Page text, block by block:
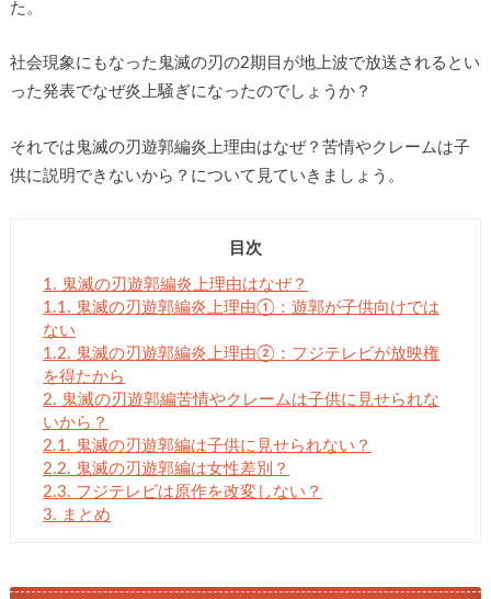
た。
社会現象にもなった鬼滅の刃の2期目が地上波で放送されるとい
った発表でなぜ炎上騒ぎになったのでしょうか？
それでは鬼滅の刃遊郭編炎上理由はなぜ？苦情やクレームは子
供に説明できないから？について見ていきましょう。
目次
1. 鬼滅の刃遊郭編炎上理由はなぜ？
1.1. 鬼滅の刃遊郭編炎上理由①：遊郭が子供向けでは
ない
1.2. 鬼滅の刃遊郭編炎上理由②：フジテレビが放映権
を得たから
2. 鬼滅の刃遊郭編苦情やクレームは子供に見せられな
いから？
2.1. 鬼滅の刃遊郭編は子供に見せられない？
2.2. 鬼滅の刃遊郭編は女性差別？
2.3. フジテレビは原作を改変しない？
3. まとめ